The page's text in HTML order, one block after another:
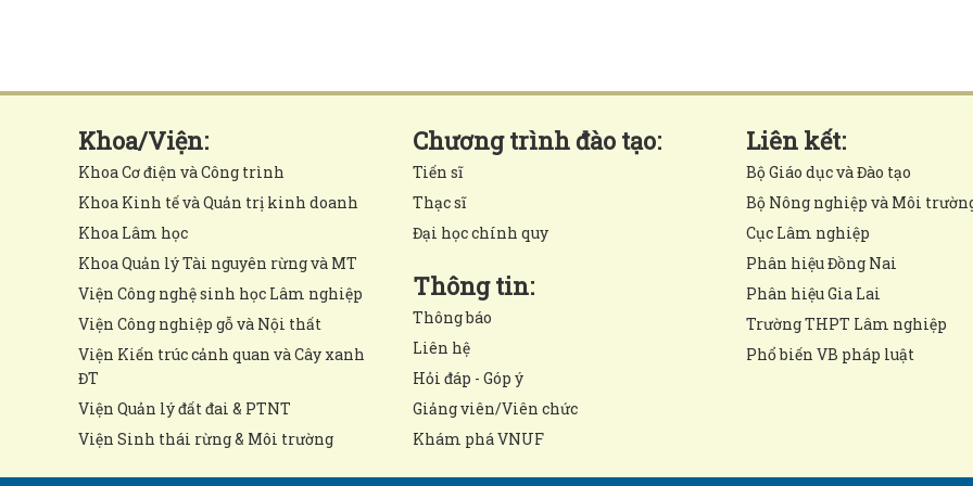
Khoa/Viện:
Khoa Cơ điện và Công trình
Khoa Kinh tế và Quản trị kinh doanh
Khoa Lâm học
Khoa Quản lý Tài nguyên rừng và MT
Viện Công nghệ sinh học Lâm nghiệp
Viện Công nghiệp gỗ và Nội thất
Viện Kiến trúc cảnh quan và Cây xanh
ĐT
Viện Quản lý đất đai & PTNT
Viện Sinh thái rừng & Môi trường
Chương trình đào tạo:
Tiến sĩ
Thạc sĩ
Đại học chính quy
Thông tin:
Thông báo
Liên hệ
Hỏi đáp - Góp ý
Giảng viên/Viên chức
Khám phá VNUF
Liên kết:
Bộ Giáo dục và Đào tạo
Bộ Nông nghiệp và Môi
Cục Lâm nghiệp
Phân hiệu Đồng Nai
Phân hiệu Gia Lai
Trường THPT Lâm nghiệp
Phổ biến VB pháp luật